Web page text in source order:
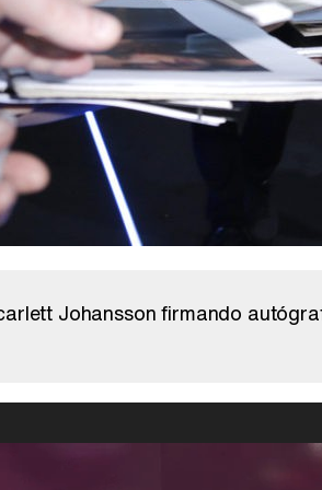
Johansson firmando